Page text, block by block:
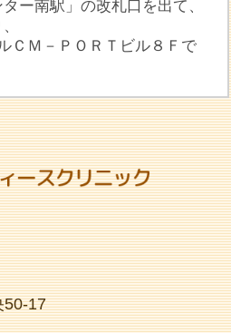
ー南駅」の改札口を出て、
ＣＭ－ＰＯＲＴビル８Ｆで
50-17